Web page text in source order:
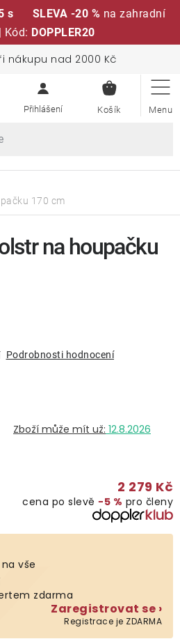
s SLEVA -20 % na zahradní
Kód: DOPPLER20
nákupu nad 2000 Kč
KOŠÍK
170 cm
Podrobnosti hodnocení
12.8.2026
2 279 Kč
cena po slevě −5 % pro členy
na vše
zdarma
Zaregistrovat se ›
Registrace je ZDARMA
na houpačku